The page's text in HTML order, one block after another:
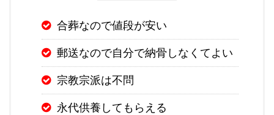
合葬なので値段が安い
郵送なので自分で納骨しなくてよい
宗教宗派は不問
永代供養してもらえる